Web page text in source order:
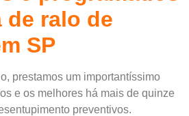
de ralo de
SP
prestamos um importantíssimo
e os melhores há mais de quinze
preventivos.